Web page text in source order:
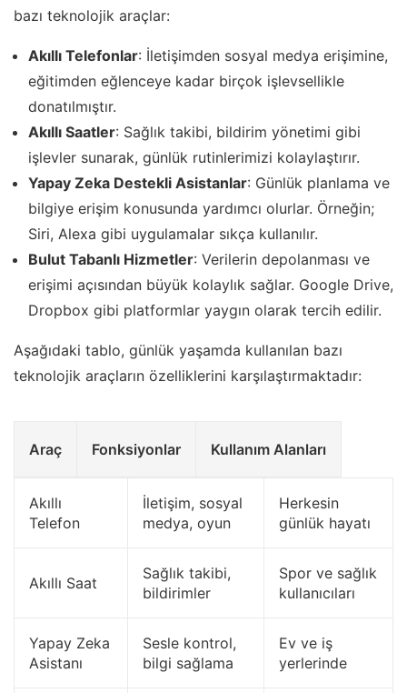
bazı teknolojik araçlar:
Akıllı Telefonlar: İletişimden sosyal medya erişimine,
eğitimden eğlenceye kadar birçok işlevsellikle
donatılmıştır.
Akıllı Saatler: Sağlık takibi, bildirim yönetimi gibi
işlevler sunarak, günlük rutinlerimizi kolaylaştırır.
Yapay Zeka Destekli Asistanlar: Günlük planlama ve
bilgiye erişim konusunda yardımcı olurlar. Örneğin;
Siri, Alexa gibi uygulamalar sıkça kullanılır.
Bulut Tabanlı Hizmetler: Verilerin depolanması ve
erişimi açısından büyük kolaylık sağlar. Google Drive,
Dropbox gibi platformlar yaygın olarak tercih edilir.
Aşağıdaki tablo, günlük yaşamda kullanılan bazı
teknolojik araçların özelliklerini karşılaştırmaktadır:
Araç Fonksiyonlar Kullanım Alanları
Akıllı
Telefon
İletişim, sosyal
medya, oyun
Herkesin
günlük hayatı
Akıllı Saat
Sağlık takibi,
bildirimler
Spor ve sağlık
kullanıcıları
Yapay Zeka
Asistanı
Sesle kontrol,
bilgi sağlama
Ev ve iş
yerlerinde